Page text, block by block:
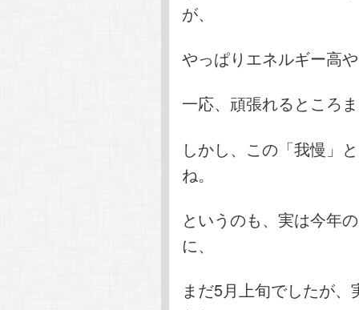
が、
やっぱりエネルギー高
一応、頑張れるところ
しかし、この「我慢」
ね。
というのも、実は今年
に、
まだ5月上旬でしたが